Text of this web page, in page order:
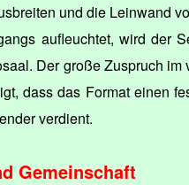
und die Leinwand
aufleuchtet, wird der
Der große Zuspruch im
dass das Format einen
verdient.
Gemeinschaft